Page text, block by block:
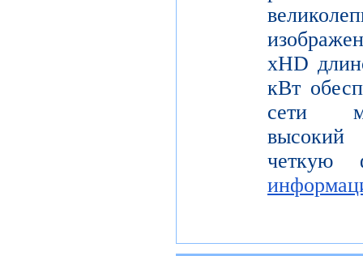
xHD
кВт
сети
высокий
четкую